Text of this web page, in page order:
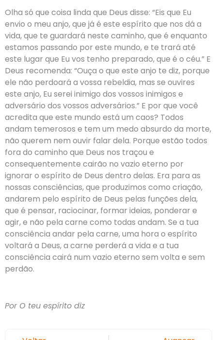
Olha só que coisa linda que Deus disse: “Eis que Eu
envio o meu anjo, que já é este espírito que nos dá a
vida, que te guardará neste caminho, que é enquanto
estamos passando por este mundo, e te trará até
este lugar que Eu vos tenho preparado, que é o céu.” E
Deus recomenda: “Ouça o que este anjo te diz, porque
ele não perdoará a vossa rebeldia, mas se ouvires
este anjo, Eu serei inimigo dos vossos inimigos e
adversário dos vossos adversários.” E por que você
acredita que este mundo está um caos? Todos
andam temerosos e tem um medo absurdo da morte,
não querem nem ouvir falar dela. Porque estão todos
fora do caminho que Deus nos traçou e
consequentemente cairão no vazio eterno por
ignorar o espírito de Deus dentro delas. Era para as
nossas consciências, que produzimos como criação,
andarem pelo espírito de Deus pelas funções dela,
que é pensar, raciocinar, formar ideias, ponderar e
agir, e não pela carne como todas andam. Se a tua
consciência andar pela carne, uma hora o espírito
voltará a Deus, a carne perderá a vida e a tua
consciência cairá num vazio eterno sem volta e sem
perdão.
Por O teu espírito diz